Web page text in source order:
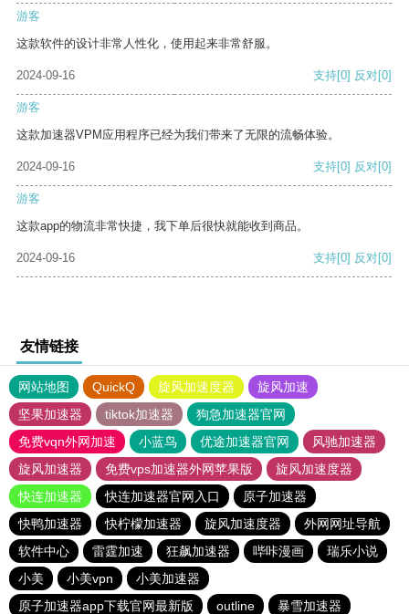
游客
这款软件的设计非常人性化，使用起来非常舒服。
2024-09-16 支持[0] 反对[0]
游客
这款加速器VPM应用程序已经为我们带来了无限的流畅体验。
2024-09-16 支持[0] 反对[0]
游客
这款app的物流非常快捷，我下单后很快就能收到商品。
2024-09-16 支持[0] 反对[0]
友情链接
网站地图 QuickQ 旋风加速度器
旋风加速
坚果加速器
tiktok加速器
狗急加速器官网
免费vqn外网加速
小蓝鸟 优途加速器官网
风驰加速器
旋风加速器
免费vps加速器外网苹果版
旋风加速度器
快连加速器
快连加速器官网入口
原子加速器
快鸭加速器
快柠檬加速器 旋风加速度器
外网网址导航
软件中心
雷霆加速 狂飙加速器 哔咔漫画
瑞乐小说
小美
小美vpn
小美加速器
原子加速器app下载官网最新版
outline
暴雪加速器